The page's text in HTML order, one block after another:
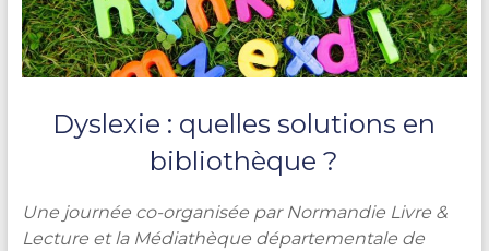
Dyslexie : quelles solutions en
bibliothèque ?
Une journée co-organisée par Normandie Livre &
Lecture et la Médiathèque départementale de